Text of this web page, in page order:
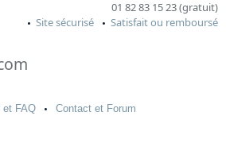
01 82 83 15 23 (gratuit)
Site sécurisé
Satisfait ou remboursé
et FAQ Contactet Forum